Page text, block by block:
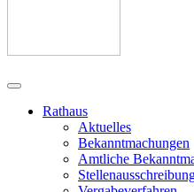
Rathaus
Aktuelles
Bekanntmachungen
Amtliche